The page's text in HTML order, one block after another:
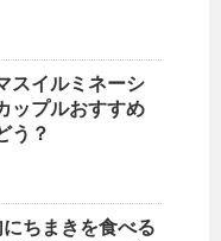
スイルミネーシ
ップルおすすめ
う？
ちまきを食べる